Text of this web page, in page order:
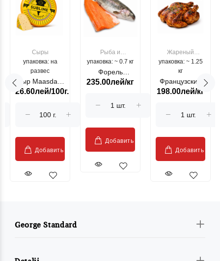
Сыры
упаковка: на
развес
Сыр Maasdam
Sublime Cow
26.60лей/100г.
Добавить
Рыба и
морепродукты
упаковка: ~ 0.7 кг
Форель
лососевая
Moldovenesc"
235.00лей/кг
Добавить
Жареный
цыпленок
упаковка: ~ 1.25
кг
Французский
гриль, кг
198.00лей/кг
Добавить
George Standard